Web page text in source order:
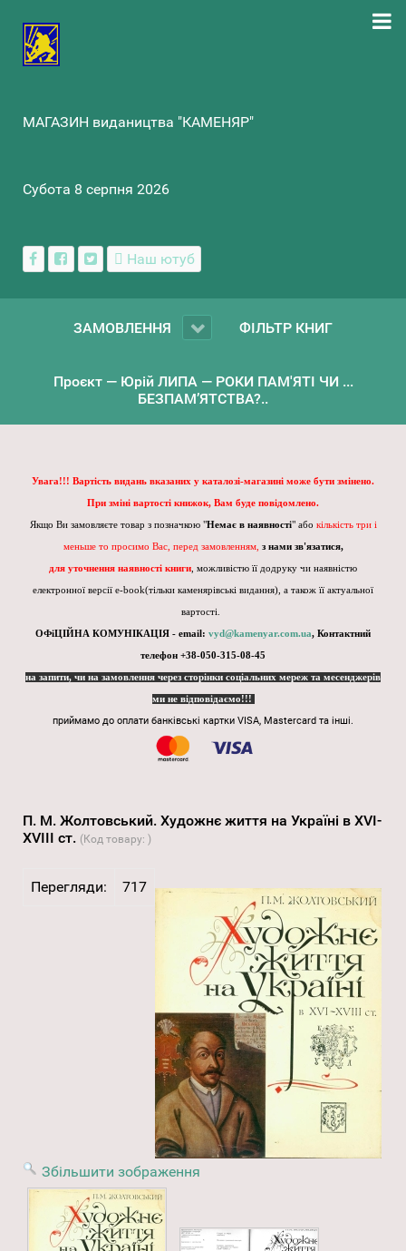
МАГАЗИН видаництва "КАМЕНЯР"
Субота 8 серпня 2026
Наш ютуб
ЗАМОВЛЕННЯ ФІЛЬТР КНИГ
Проєкт — Юрій ЛИПА — РОКИ ПАМ'ЯТІ ЧИ ...
БЕЗПАМ’ЯТСТВА?..
Увага!!! Вартість видань вказаних у каталозі-магазині може бути змінено.
При зміні вартості книжок, Вам буде повідомлено.
Якщо Ви замовляєте товар з позначкою "Немає в наявності" або кількість три і
меньше то просимо Вас, перед замовленням, з нами зв'язатися,
для уточнення наявності книги , можливістю її додруку чи наявністю
електронної версії e-book(тільки каменярівські видання), а також її актуальної
вартості.
ОФіЦІЙНА КОМУНІКАЦІЯ - email: vyd@kamenyar.com.ua, Контактний
телефон +38-050-315-08-45
на запити, чи на замовлення через сторінки соціальних мереж та месенджерів
ми не відповідаємо!!!
приймамо до оплати банківські картки VISA, Mastercard та інші.
П. М. Жолтовський. Художнє життя на Україні в XVI-
XVIII ст. (Код товару: )
Перегляди: 717
Збільшити зображення